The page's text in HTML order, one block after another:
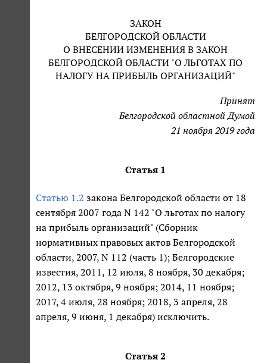
ЗАКОН
БЕЛГОРОДСКОЙ ОБЛАСТИ
О ВНЕСЕНИИ ИЗМЕНЕНИЯ В ЗАКОН
БЕЛГОРОДСКОЙ ОБЛАСТИ "О ЛЬГОТАХ ПО
НАЛОГУ НА ПРИБЫЛЬ ОРГАНИЗАЦИЙ"
Принят
Белгородской областной Думой
21 ноября 2019 года
Статья 1
Статью 1.2 закона Белгородской области от 18
сентября 2007 года N 142 "О льготах по налогу
на прибыль организаций" (Сборник
нормативных правовых актов Белгородской
области, 2007, N 112 (часть 1); Белгородские
известия, 2011, 12 июля, 8 ноября, 30 декабря;
2012, 13 октября, 9 ноября; 2014, 11 ноября;
2017, 4 июля, 28 ноября; 2018, 3 апреля, 28
апреля, 9 июня, 1 декабря) исключить.
Статья 2